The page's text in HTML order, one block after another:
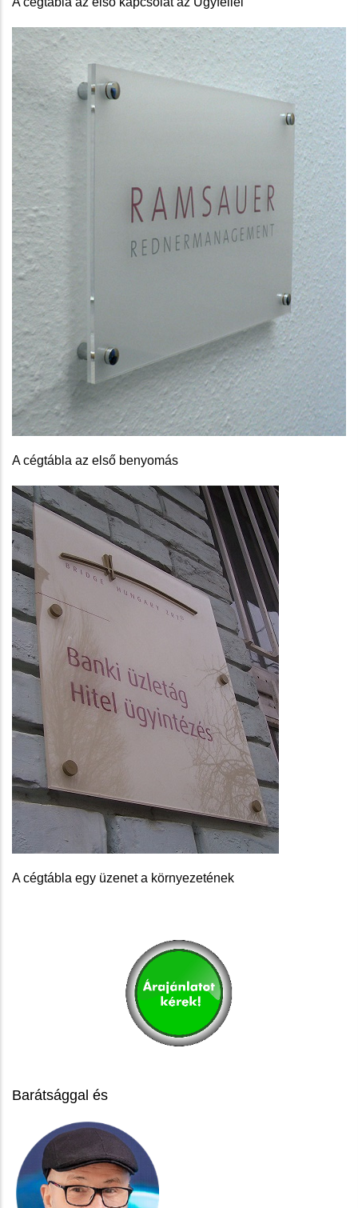
A cégtábla az első benyomás
A cégtábla egy üzenet a környezetének
Barátsággal és